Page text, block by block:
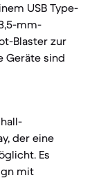
USB Type-
mm-
Blaster zur
Geräte sind
der eine
Es
mit